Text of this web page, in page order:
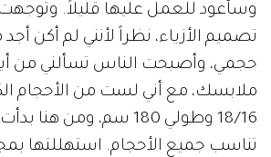
وسأعود للعمل عليها قليلاً.
تصميم الأزياء، نظراً لأنني لم أكن
حجمي، وأصبحت الناس تسألني من
ملابسك، مع أني لست من الأحجام
16/‏‏18 وطولي 180 سم، ومن
تناسب جميع الأحجام. استهللتها